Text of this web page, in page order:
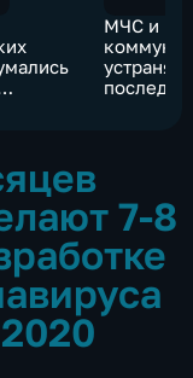
МЧС и
7-8